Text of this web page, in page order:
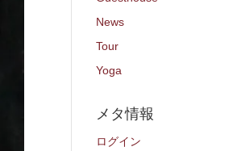
News
Tour
Yoga
メタ情報
ログイン